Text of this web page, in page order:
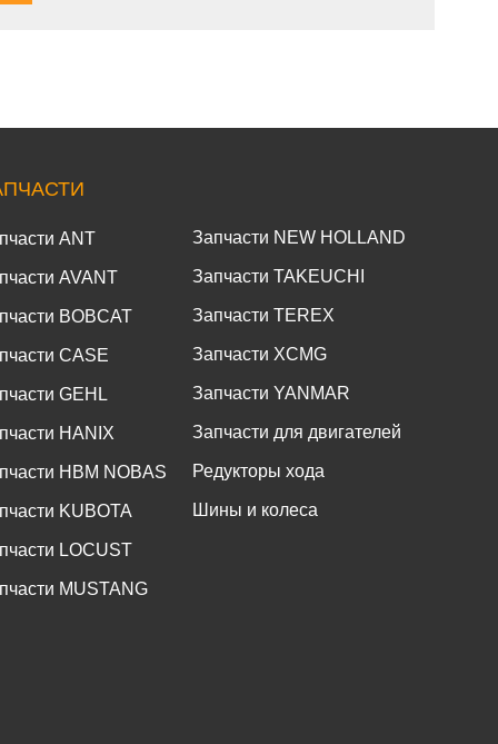
ANT
AVANT
BOBCAT
CASE
GEHL
HANIX
HBM NOBAS
KUBOTA
LOCUST
MUSTANG
Запчасти NEW HOLLAND
Запчасти TAKEUCHI
Запчасти TEREX
Запчасти XCMG
Запчасти YANMAR
Запчасти для двигателей
Редукторы хода
Шины и колеса